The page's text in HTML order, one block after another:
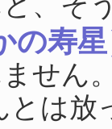
の寿
せん
とは